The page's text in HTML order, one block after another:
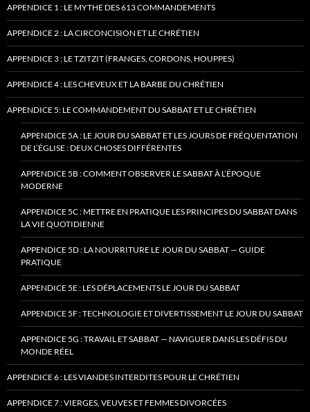
APPENDICE 1 : LE MYTHE DES 613 COMMANDEMENTS
APPENDICE 2 : LA CIRCONCISION ET LE CHRÉTIEN
APPENDICE 3 : LE TZITZIT (FRANGES, CORDONS, HOUPPES)
APPENDICE 4 : LES CHEVEUX ET LA BARBE DU CHRÉTIEN
APPENDICE 5: LE COMMANDEMENT DU SABBAT ET LE CHRÉTIEN
APPENDICE 5A : LE JOUR DU SABBAT ET LES JOURS DE FRÉQUENTATION
DE L’ÉGLISE : DEUX CHOSES DIFFÉRENTES
APPENDICE 5B : COMMENT OBSERVER LE SABBAT À L’ÉPOQUE
MODERNE
APPENDICE 5C : METTRE EN PRATIQUE LES PRINCIPES DU SABBAT DANS
LA VIE QUOTIDIENNE
APPENDICE 5D : LA NOURRITURE LE JOUR DU SABBAT — GUIDE
PRATIQUE
APPENDICE 5E : LES DÉPLACEMENTS LE JOUR DU SABBAT
APPENDICE 5F : TECHNOLOGIE ET DIVERTISSEMENT LE JOUR DU SABBAT
APPENDICE 5G : TRAVAIL ET SABBAT — NAVIGUER DANS LES DÉFIS DU
MONDE RÉEL
APPENDICE 6 : LES VIANDES INTERDITES POUR LE CHRÉTIEN
APPENDICE 7 : VIERGES, VEUVES ET FEMMES DIVORCÉES